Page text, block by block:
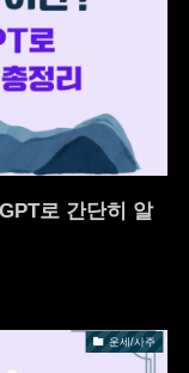
로 간단히 알
운세/사주